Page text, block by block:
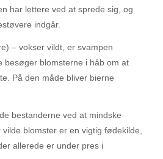
har lettere ved at sprede sig, og
indgår.
– vokser vildt, er svampen
besøger blomsterne i håb om at
På den måde bliver bierne
bestanderne ved at mindske
blomster er en vigtig fødekilde,
allerede er under pres i